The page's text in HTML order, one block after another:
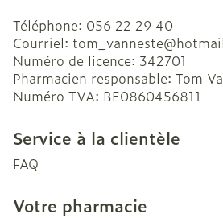
Téléphone: 056 22 29 40
Courriel: tom_vanneste@
Numéro de licence: 342701
Pharmacien responsable: Tom
Numéro TVA: BE0860456811
Service à la clientèle
FAQ
Votre pharmacie